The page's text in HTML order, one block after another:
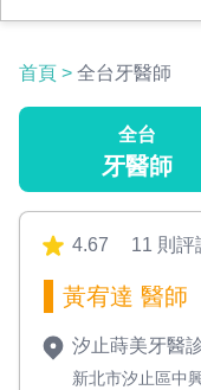
首頁 > 全台牙醫師
全台
牙醫師
4.67 11 則評
黃宥達 醫師
汐止蒔美牙醫
新北市汐止區中